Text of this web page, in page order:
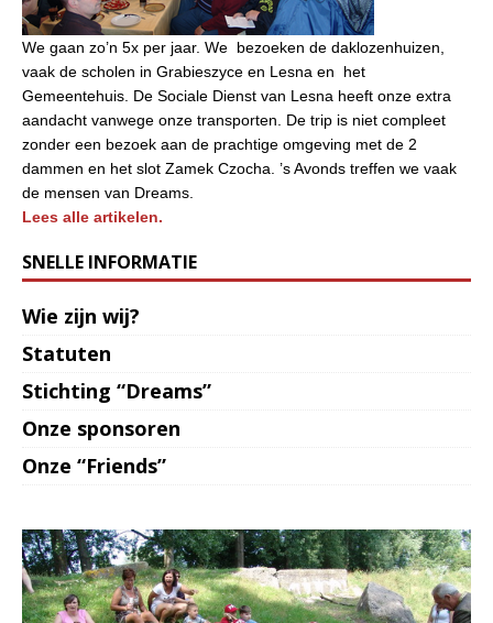
We gaan zo’n 5x per jaar. We bezoeken de daklozenhuizen,
vaak de scholen in Grabieszyce en Lesna en het
Gemeentehuis. De Sociale Dienst van Lesna heeft onze extra
aandacht vanwege onze transporten. De trip is niet compleet
zonder een bezoek aan de prachtige omgeving met de 2
dammen en het slot Zamek Czocha. ’s Avonds treffen we vaak
de mensen van Dreams.
Lees alle artikelen.
SNELLE INFORMATIE
Wie zijn wij?
Statuten
Stichting “Dreams”
Onze sponsoren
Onze “Friends”